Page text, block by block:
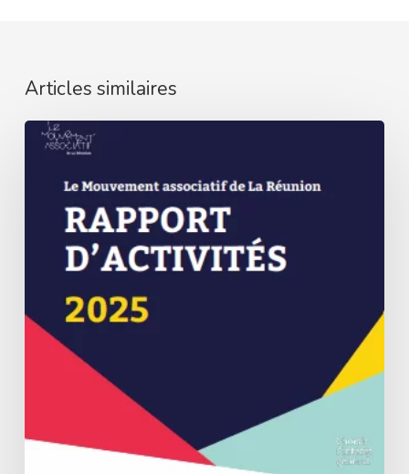
Articles similaires
Rapport